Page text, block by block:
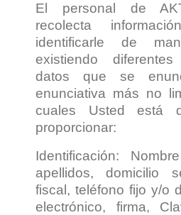
El personal de
recolecta
identificarle de
existiendo
datos que se
enunciativa más no
cuales Usted está
proporcionar:
Identificación:
apellidos, domicilio
fiscal, teléfono fijo y/o
electrónico, firma,